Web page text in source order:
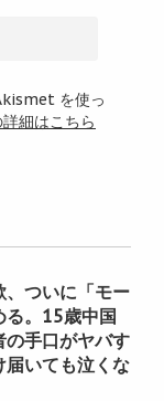
を使っ
細はこちら
、ついに「モー
る。15歳中国
の手口がヤバす
届いても泣くな